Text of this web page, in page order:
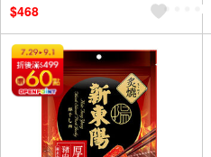
$468